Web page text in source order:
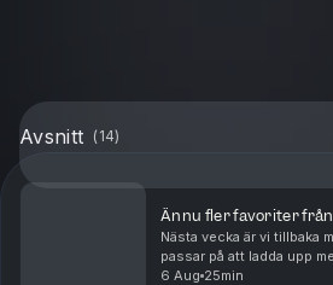
Avsnitt ( 14)
Ännu fler favoriter
Nästa vecka är vi tillbaka
passar på att ladda upp
vårsäsongen.
6 Aug 25min